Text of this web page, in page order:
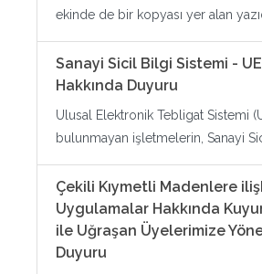
ekinde de bir kopyası yer alan
Sanayi Sicil Bilgi Sistemi -
Hakkında Duyuru
Ulusal Elektronik Tebligat Sistemi
bulunmayan işletmelerin, Sanayi
Çekili Kıymetli Madenlere
Uygulamalar Hakkında
ile Uğraşan Üyelerimize
Duyuru